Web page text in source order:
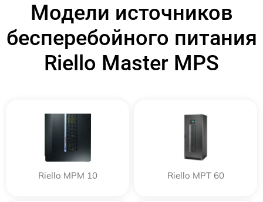
Модели источников
бесперебойного питания
Riello Master MPS
Riello MPM 10 Riello MPT 60